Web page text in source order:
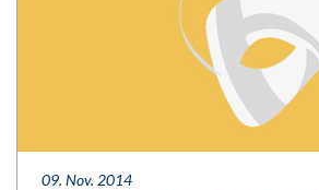
09. Nov. 2014